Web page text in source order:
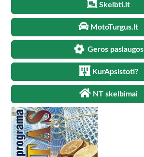
Skelbti.lt
MotoTurgus.lt
Geros paslaugos
KurApsistoti?
NT skelbimai